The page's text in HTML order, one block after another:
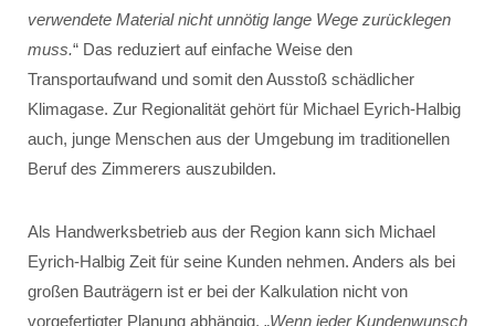
verwendete Material nicht unnötig lange Wege zurücklegen
muss.“ Das reduziert auf einfache Weise den
Transportaufwand und somit den Ausstoß schädlicher
Klimagase. Zur Regionalität gehört für Michael Eyrich-Halbig
auch, junge Menschen aus der Umgebung im traditionellen
Beruf des Zimmerers auszubilden.
Als Handwerksbetrieb aus der Region kann sich Michael
Eyrich-Halbig Zeit für seine Kunden nehmen. Anders als bei
großen Bauträgern ist er bei der Kalkulation nicht von
vorgefertigter Planung abhängig. „Wenn jeder Kundenwunsch